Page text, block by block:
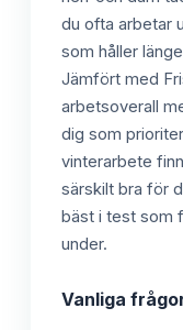
du ofta arbetar
som håller
Jämfört med
arbetsoverall
dig som
vinterarbete
särskilt bra för
bäst i test som
under.
Vanliga